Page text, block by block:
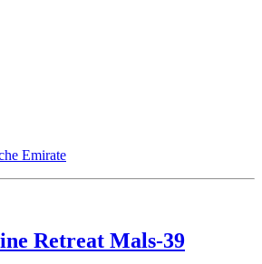
Emirate
Retreat Mals-39